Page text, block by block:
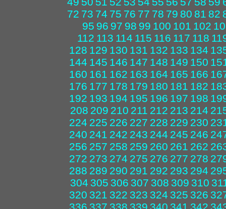
72 73 74 75 76 77 78 79 80 81 82
95 96 97 98 99 100 101 102
112 113 114 115 116 117 118
128 129 130 131 132 133 134
144 145 146 147 148 149 150
160 161 162 163 164 165 166
176 177 178 179 180 181 182
192 193 194 195 196 197 198
208 209 210 211 212 213 214
224 225 226 227 228 229 230
240 241 242 243 244 245 246
256 257 258 259 260 261 262
272 273 274 275 276 277 278
288 289 290 291 292 293 294
304 305 306 307 308 309 310
320 321 322 323 324 325 326